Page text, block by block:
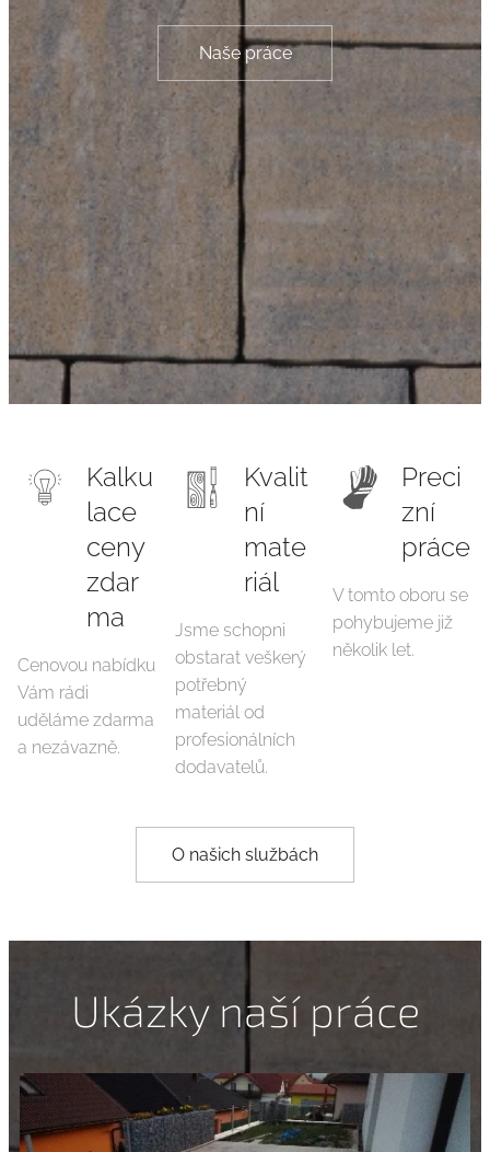
Naše práce
Kalku
lace
ceny
zdar
ma
Cenovou nabídku
Vám rádi
uděláme zdarma
a nezávazně.
Kvalit
ní
mate
riál
Jsme schopni
obstarat veškerý
potřebný
materiál od
profesionálních
dodavatelů.
Preci
zní
práce
V tomto oboru se
pohybujeme již
několik let.
O našich službách
Ukázky naší práce